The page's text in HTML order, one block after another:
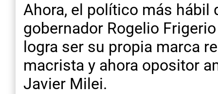
Ahora, el político más hábil
gobernador Rogelio
logra ser su propia marca
macrista y ahora opositor
Javier Milei.